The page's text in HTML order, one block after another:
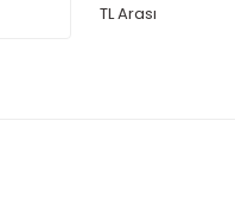
TL Arası